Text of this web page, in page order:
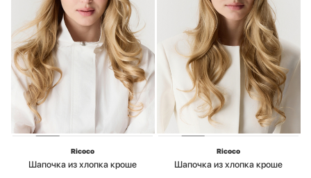
Ricoco
Шапочка из хлопка кроше
Ricoco
Шапочка из хлопка кроше